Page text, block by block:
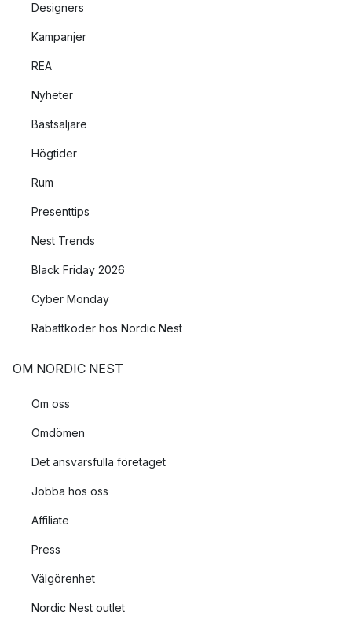
Designers
Kampanjer
REA
Nyheter
Bästsäljare
Högtider
Rum
Presenttips
Nest Trends
Black Friday 2026
Cyber Monday
Rabattkoder hos Nordic Nest
OM NORDIC NEST
Om oss
Omdömen
Det ansvarsfulla företaget
Jobba hos oss
Affiliate
Press
Välgörenhet
Nordic Nest outlet